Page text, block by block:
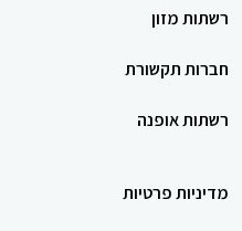
רשתות מזון
חברות תקשורת
רשתות אופנה
מדיניות פרטיות